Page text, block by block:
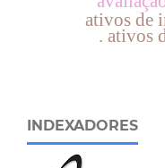
ativos de
. ativos
INDEXADORES